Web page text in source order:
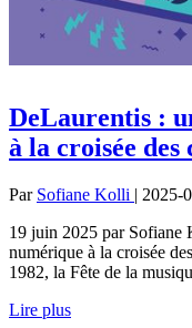
DeLaurentis :
à la croisée des
Par Sofiane Kolli | 2025-
19 juin 2025 par Sofiane
numérique à la croisée
1982, la Fête de la
Lire plus